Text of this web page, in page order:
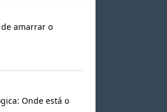
amarrar o
Onde está o